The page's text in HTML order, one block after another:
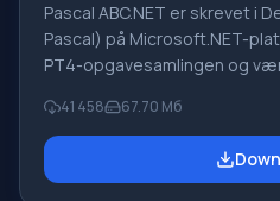
Pascal ABC.NET er skrevet i
Pascal) på Microsoft.NET-
PT4-opgavesamlingen og
lærer programmering.
ABC.NET-
undervise i moderne
41 458 67.70 Мб